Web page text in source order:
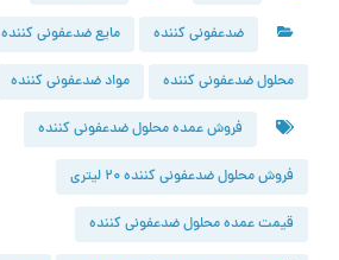
ضدعفونی کننده مایع ضدعفونی کننده
محلول ضدعفونی کننده مواد ضدعفونی کننده
فروش عمده محلول ضدعفونی کننده
فروش محلول ضدعفونی کننده ۲۰ لیتری
قیمت عمده محلول ضدعفونی کننده